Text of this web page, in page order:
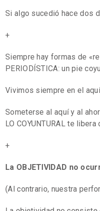
Si algo sucedió hace dos
+
Siempre hay formas de
PERIODÍSTICA: un pie
Vivimos siempre en el
Someterse al aquí y al
LO COYUNTURAL te
+
La OBJETIVIDAD no
(Al contrario, nuestra